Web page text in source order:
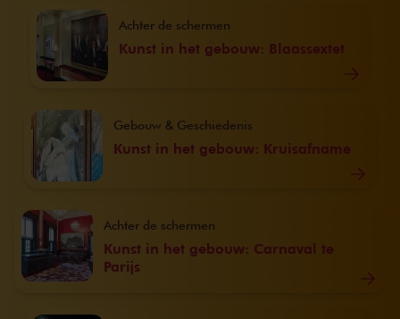
Kunst in het gebouw: Blaassextet
Achter de schermen
Kunst in het gebouw: Kruisafname
Gebouw & Geschiedenis
Kunst in het gebouw: Carnaval te
Parijs
Achter de schermen